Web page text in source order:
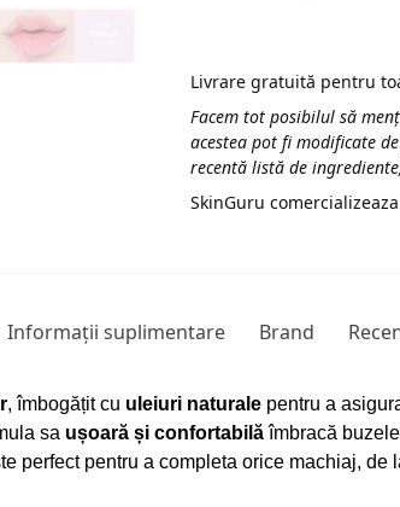
Livrare gratuită pentru
Facem tot posibilul să
acestea pot fi modificate
recentă listă de
SkinGuru
Informații suplimentare Brand
, îmbogățit cu uleiuri naturalepentru a
sa ușoară și confortabilăîmbracă
perfect pentru a completa orice machiaj, de